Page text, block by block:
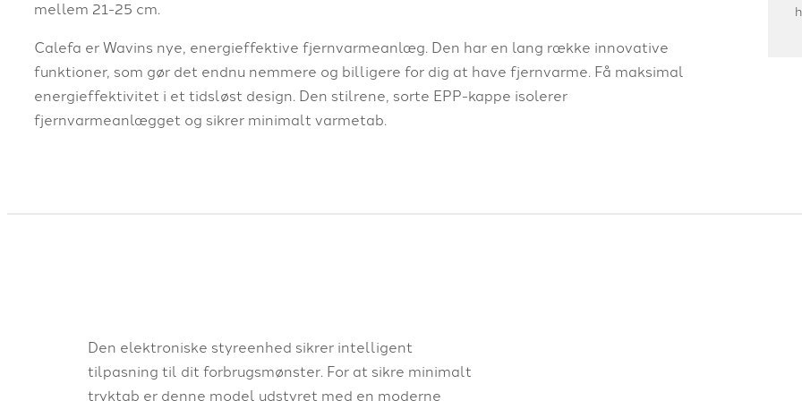
mellem 21-25 cm.
Calefa er Wavins nye, energieffektive fjernvarmeanlæg. Den har en lang række innovative
funktioner, som gør det endnu nemmere og billigere for dig at have fjernvarme. Få maksimal
energieffektivitet i et tidsløst design. Den stilrene, sorte EPP-kappe isolerer
fjernvarmeanlægget og sikrer minimalt varmetab.
Den elektroniske styreenhed sikrer intelligent
tilpasning til dit forbrugsmønster. For at sikre minimalt
tryktab er denne model udstyret med en moderne